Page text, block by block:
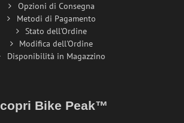
Opzioni di Consegna
Metodi di Pagamento
Stato dell'Ordine
Modifica dell'Ordine
Disponibilità in Magazzino
Bike Peak™